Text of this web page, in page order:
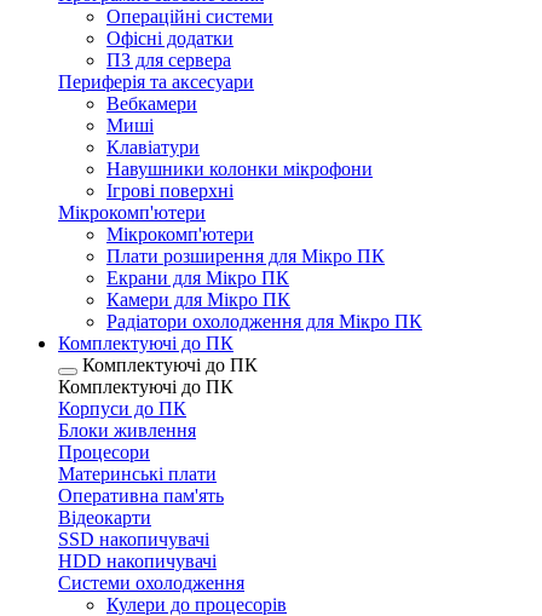
Операційні системи
Офісні додатки
ПЗ для сервера
Периферія та аксесуари
Вебкамери
Миші
Клавіатури
Навушники колонки мікрофони
Ігрові поверхні
Мікрокомп'ютери
Мікрокомп'ютери
Плати розширення для Мікро ПК
Екрани для Мікро ПК
Камери для Мікро ПК
Радіатори охолодження для Мікро ПК
Комплектуючі до ПК
Комплектуючі до ПК
Комплектуючі до ПК
Корпуси до ПК
Блоки живлення
Процесори
Материнські плати
Оперативна пам'ять
Відеокарти
SSD накопичувачі
HDD накопичувачі
Системи охолодження
Кулери до процесорів